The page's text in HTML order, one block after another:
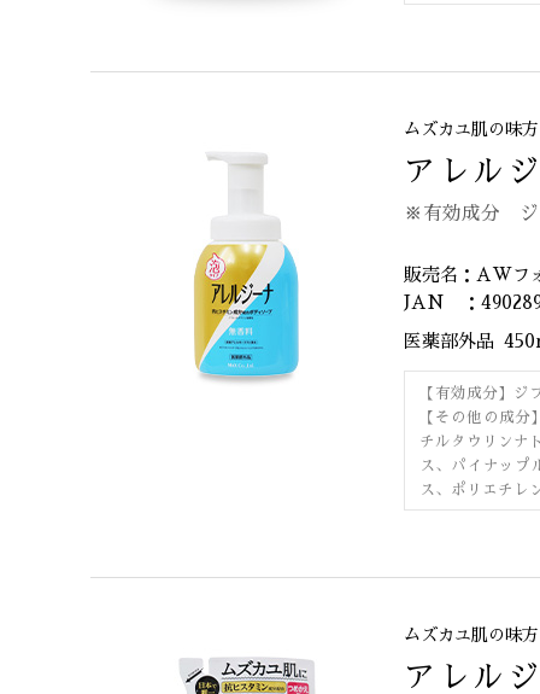
ムズカユ肌の味
アレル
※有効成分 ジ
販売名：AWフ
JAN ：
医薬部外品
【有効成分】ジ
【その他の成
チルタウリンナ
ス、パイナップ
ス、ポリエチレ
ムズカユ肌の味
アレル